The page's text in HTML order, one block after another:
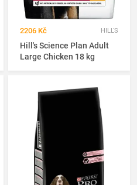
2206 Kč HILL'S
Hill's Science Plan Adult
Large Chicken 18 kg